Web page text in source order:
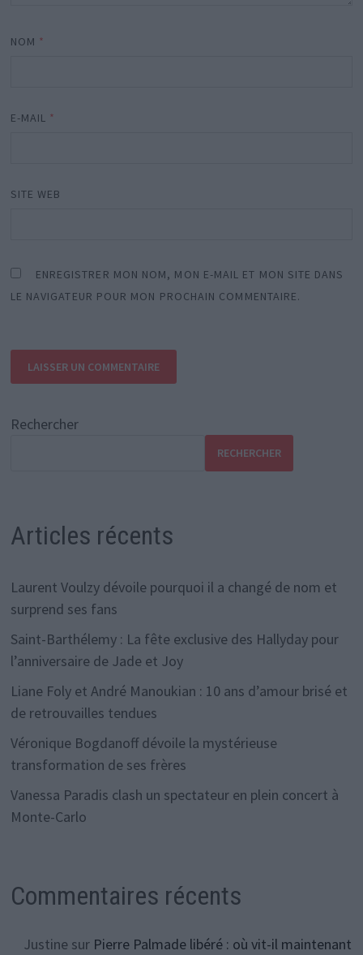
NOM *
E-MAIL *
SITE WEB
ENREGISTRER MON NOM, MON E-MAIL ET MON SITE DANS
LE NAVIGATEUR POUR MON PROCHAIN COMMENTAIRE.
Rechercher
RECHERCHER
Articles récents
Laurent Voulzy dévoile pourquoi il a changé de nom et
surprend ses fans
Saint-Barthélemy : La fête exclusive des Hallyday pour
l’anniversaire de Jade et Joy
Liane Foly et André Manoukian : 10 ans d’amour brisé et
de retrouvailles tendues
Véronique Bogdanoff dévoile la mystérieuse
transformation de ses frères
Vanessa Paradis clash un spectateur en plein concert à
Monte-Carlo
Commentaires récents
Justinesur Pierre Palmade libéré : où vit-il maintenant